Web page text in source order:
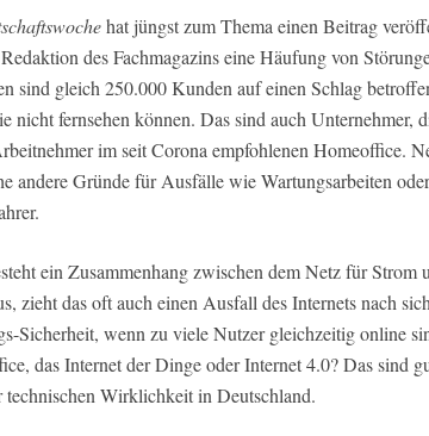
hat jüngst zum Thema einen Beitrag
des Fachmagazins eine Häufung von
sind gleich 250.000 Kunden auf einen Schlag
nicht fernsehen können. Das sind auch Unternehmer,
im seit Corona empfohlenen Homeoffice.
andere Gründe für Ausfälle wie Wartungsarbeiten
ein Zusammenhang zwischen dem Netz für Strom
zieht das oft auch einen Ausfall des Internets nach
Sicherheit, wenn zu viele Nutzer gleichzeitig online
das Internet der Dinge oder Internet 4.0? Das sind
technischen Wirklichkeit in Deutschland.